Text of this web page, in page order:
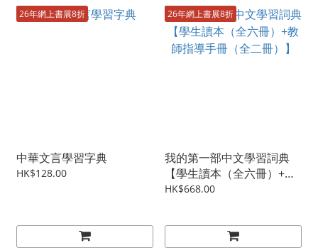
26年網上書展8折
中華文言學習字典
HK$128.00
26年網上書展8折
我的第一部中文學習詞典
【學生讀本（全六冊）+教
師指導手冊（全二冊）】
HK$668.00